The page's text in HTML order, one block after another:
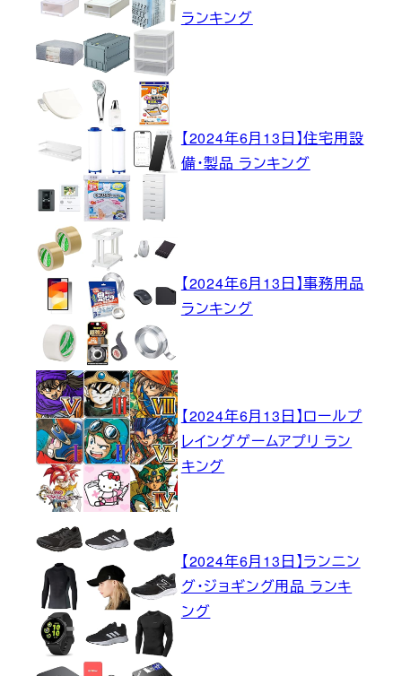
ランキング
【2024年6月13日】住宅用設
備・製品 ランキング
【2024年6月13日】事務用品
ランキング
【2024年6月13日】ロールプ
レイングゲームアプリ ラン
キング
【2024年6月13日】ランニン
グ・ジョギング用品 ランキ
ング